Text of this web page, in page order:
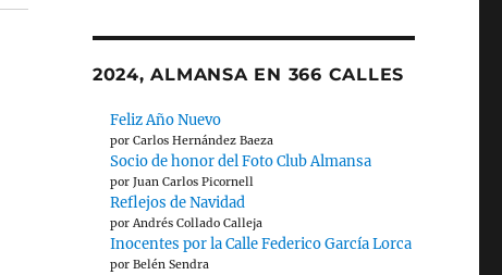
2024, ALMANSA EN 366 CALLES
Feliz Año Nuevo
por Carlos Hernández Baeza
Socio de honor del Foto Club Almansa
por Juan Carlos Picornell
Reflejos de Navidad
por Andrés Collado Calleja
Inocentes por la Calle Federico García Lorca
por Belén Sendra